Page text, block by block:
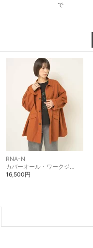
で
RNA-N
カバーオール・ワークジャケット
16,500円